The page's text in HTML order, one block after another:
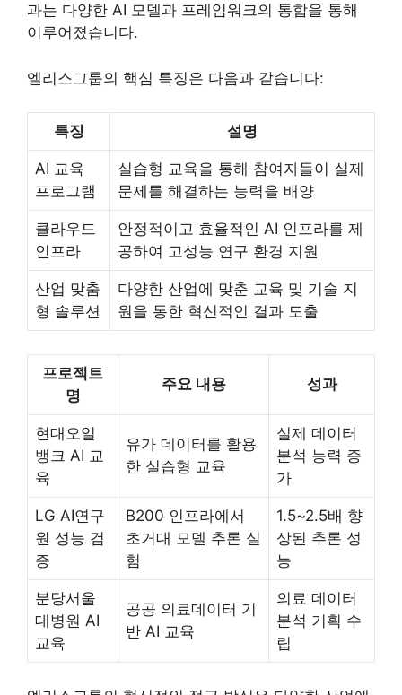
과는 다양한 AI 모델과 프레임워크의 통합을 통해
이루어졌습니다.
엘리스그룹의 핵심 특징은 다음과 같습니다:
특징 설명
AI 교육
프로그램
실습형 교육을 통해 참여자들이 실제
문제를 해결하는 능력을 배양
클라우드
인프라
안정적이고 효율적인 AI 인프라를 제
공하여 고성능 연구 환경 지원
산업 맞춤
형 솔루션
다양한 산업에 맞춘 교육 및 기술 지
원을 통한 혁신적인 결과 도출
프로젝트
명
주요 내용 성과
현대오일
뱅크 AI 교
육
유가 데이터를 활용
한 실습형 교육
실제 데이터
분석 능력 증
가
LG AI연구
원 성능 검
증
B200 인프라에서
초거대 모델 추론 실
험
1.5~2.5배 향
상된 추론 성
능
분당서울
대병원 AI
교육
공공 의료데이터 기
반 AI 교육
의료 데이터
분석 기획 수
립